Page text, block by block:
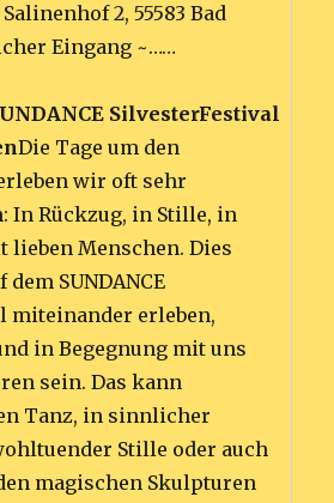
2, 55583 Bad
Eingang ~……
SilvesterFestival
Die Tage um den
wir oft sehr
In Rückzug, in Stille, in
lieben Menschen. Dies
SUNDANCE
miteinander erleben,
in Begegnung mit uns
sein. Das kann
Tanz, in sinnlicher
Stille oder auch
magischen Skulpturen